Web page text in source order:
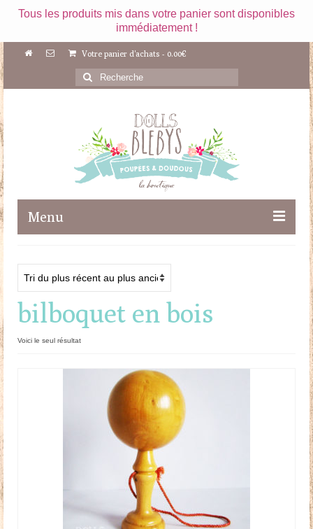
Tous les produits mis dans votre panier sont disponibles
immédiatement !
Votre panier d'achats - 0.00€
Rechercher
:
Menu
Maileg
Poupées
Doudous
Mobilier & Accessoires
bilboquet en bois
Voici le seul résultat